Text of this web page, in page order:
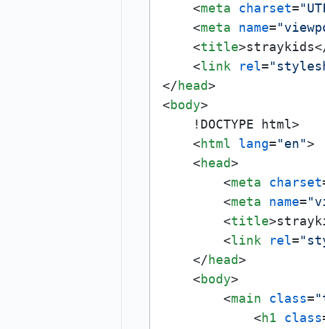
<meta charset=
<meta name=
<title>straykids
<link rel=
</head>
<body>
    !DOCTYPE html>
<html lang="en">
<head>
<meta charset
<meta name=
<title>
<link rel=
</head>
<body>
<main class=
<h1 class